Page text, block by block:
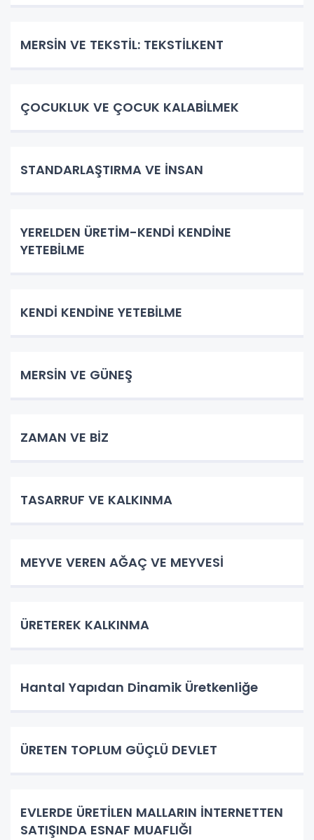
MERSİN VE TEKSTİL: TEKSTİLKENT
ÇOCUKLUK VE ÇOCUK KALABİLMEK
STANDARLAŞTIRMA VE İNSAN
YERELDEN ÜRETİM-KENDİ KENDİNE
YETEBİLME
KENDİ KENDİNE YETEBİLME
MERSİN VE GÜNEŞ
ZAMAN VE BİZ
TASARRUF VE KALKINMA
MEYVE VEREN AĞAÇ VE MEYVESİ
ÜRETEREK KALKINMA
Hantal Yapıdan Dinamik Üretkenliğe
ÜRETEN TOPLUM GÜÇLÜ DEVLET
EVLERDE ÜRETİLEN MALLARIN İNTERNETTEN
SATIŞINDA ESNAF MUAFLIĞI